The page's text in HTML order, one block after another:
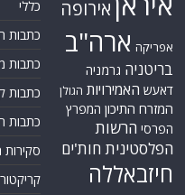
אירופה
אפריקה ארה"ב
בריטניה גרמניה
דאעש האמירויות הגולן
המזרח התיכון המפרץ
הפרסי הרשות
הפלסטינית חות'ים
חיזבאללה
כללי
כתבות
כתבות
כתבות
כתבות